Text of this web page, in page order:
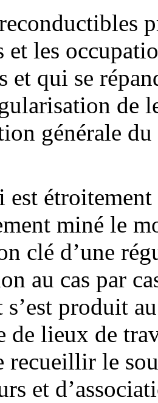
et les
et qui se
de
générale
est
miné le
clé d’une
au cas par
produit
de lieux de
recueillir le
et